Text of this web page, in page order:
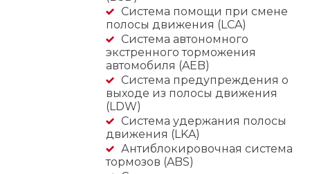
Система помощи при смене
полосы движения (LCA)
Cистема автономного
экстренного торможения
автомобиля (AEB)
Система предупреждения о
выходе из полосы движения
(LDW)
Система удержания полосы
движения (LKA)
Антиблокировочная система
тормозов (ABS)